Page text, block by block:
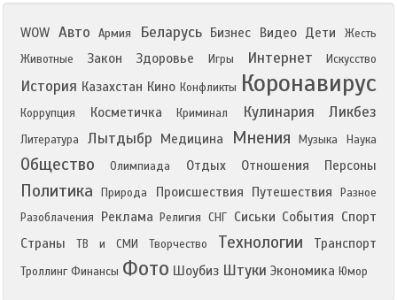
WOW Авто Армия Беларусь Бизнес Видео Дети
Жесть
Животные
Закон Здоровье Игры Интернет Искусство
История Казахстан Кино Конфликты Коронавирус
Коррупция Косметичка Криминал Кулинария Ликбез
Литература Лытдыбр Медицина Мнения Музыка Наука
Общество Олимпиада Отдых Отношения Персоны
Политика Природа Происшествия Путешествия
Разное
Разоблачения
Реклама Религия СНГ Сиськи События Спорт
Страны
ТВ и СМИ Творчество Технологии Транспорт
Троллинг Финансы Фото Шоубиз Штуки Экономика Юмор